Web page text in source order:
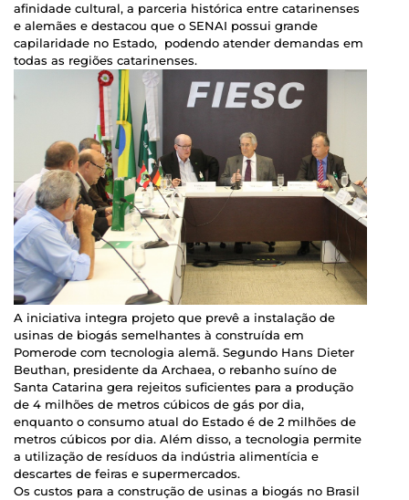
afinidade cultural, a parceria histórica entre catarinenses
e alemães e destacou que o SENAI possui grande
capilaridade no Estado, podendo atender demandas em
todas as regiões catarinenses.
A iniciativa integra projeto que prevê a instalação de
usinas de biogás semelhantes à construída em
Pomerode com tecnologia alemã. Segundo Hans Dieter
Beuthan, presidente da Archaea, o rebanho suíno de
Santa Catarina gera rejeitos suficientes para a produção
de 4 milhões de metros cúbicos de gás por dia,
enquanto o consumo atual do Estado é de 2 milhões de
metros cúbicos por dia. Além disso, a tecnologia permite
a utilização de resíduos da indústria alimentícia e
descartes de feiras e supermercados.
Os custos para a construção de usinas a biogás no Brasil